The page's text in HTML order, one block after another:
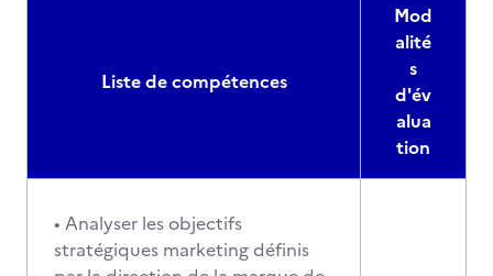
Liste de compétences
Mod
alité
s
d'év
alua
tion
• Analyser les objectifs
stratégiques marketing définis